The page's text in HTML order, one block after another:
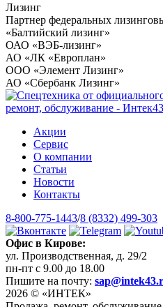
Лизинг
Партнер федеральных
«Балтийский лизинг»
ОАО «ВЭБ-лизинг»
АО «ЛК «Европлан»
ООО «Элемент Лизинг»
АО «Сбербанк Лизинг»
Акции
Сервис
О компании
Статьи
Новости
Контакты
8-800-775-1443/8 (8332) 499-303
Офис в Кирове:
ул. Производственная, д. 29/2
пн-пт с 9.00 до 18.00
Пишите на почту:
2026 © «ИНТЕК»